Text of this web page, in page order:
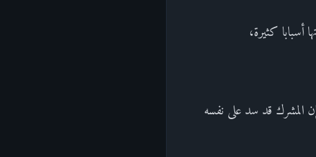
كثيرة،
المشرك قد سد على نفسه